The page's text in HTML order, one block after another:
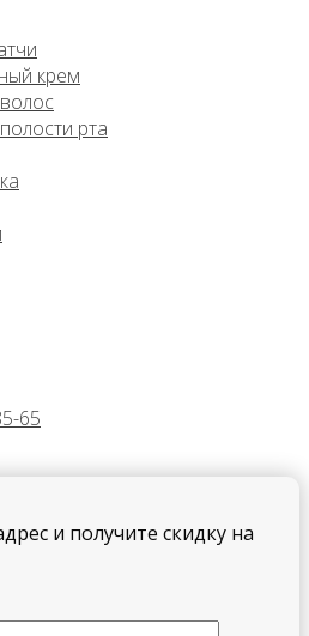
крем
рта
65
и получите скидку на